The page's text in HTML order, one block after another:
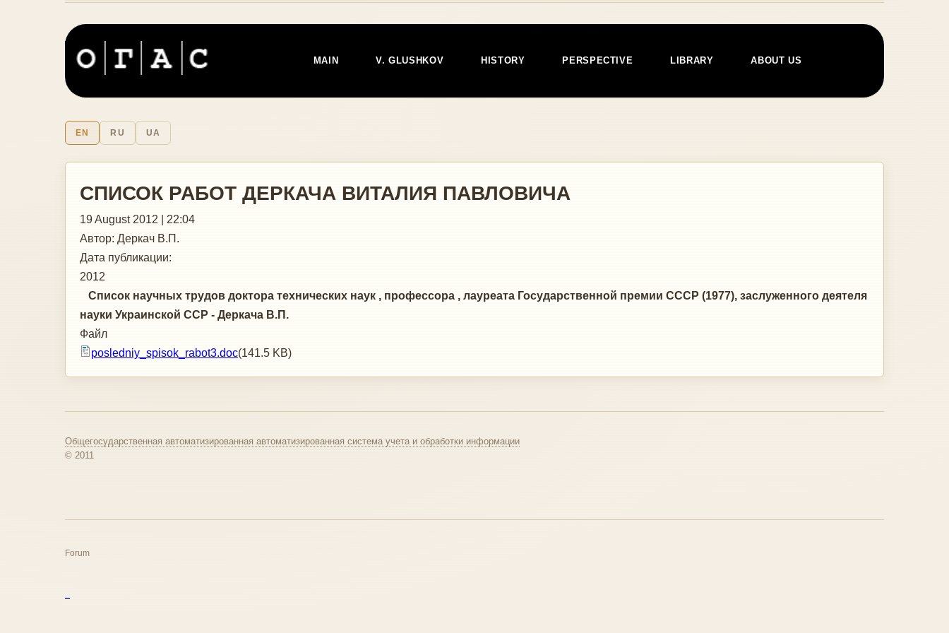
MAIN V. GLUSHKOV HISTORY PERSPECTIVE LIBRARY ABOUT US
EN RU UA
СПИСОК РАБОТ ДЕРКАЧА ВИТАЛИЯ ПАВЛОВИЧА
19 August 2012 | 22:04
Автор: Деркач В.П.
Дата публикации:
2012
Список научных трудов доктора технических наук , профессора , лауреата Государственной премии СССР (1977), заслуженного деятеля
науки Украинской ССР - Деркача В.П.
Файл
posledniy_spisok_rabot3.doc(141.5 KB)
Общегосударственная автоматизированная автоматизированная система учета и обработки информации
© 2011
Forum